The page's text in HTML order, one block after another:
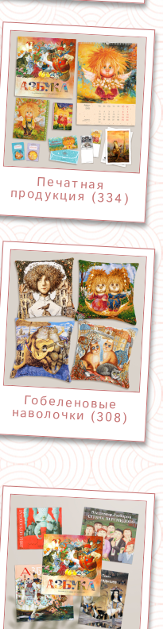
Печатная
продукция (334)
Гобеленовые
наволочки (308)